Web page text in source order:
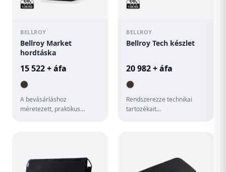
BELLROY
Bellroy Market
hordtáska
15 522 + áfa
A bevásárláshoz
méretezett, praktikus
BELLROY
Bellroy Tech készlet
20 982 + áfa
Rendszerezze technikai
tartozékait